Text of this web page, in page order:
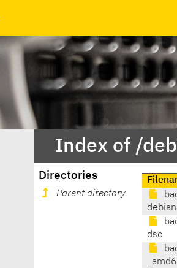
Index of /
Directories
Parent directory
dsc